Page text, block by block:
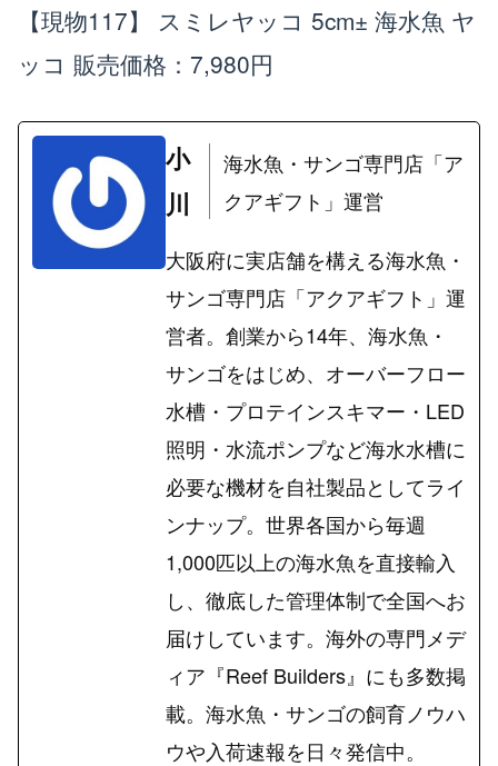
【現物117】 スミレヤッコ 5cm± 海水魚 ヤ
ッコ 販売価格：7,980円
小
川
海水魚・サンゴ専門店「ア
クアギフト」運営
大阪府に実店舗を構える海水魚・
サンゴ専門店「アクアギフト」運
営者。創業から14年、海水魚・
サンゴをはじめ、オーバーフロー
水槽・プロテインスキマー・LED
照明・水流ポンプなど海水水槽に
必要な機材を自社製品としてライ
ンナップ。世界各国から毎週
1,000匹以上の海水魚を直接輸入
し、徹底した管理体制で全国へお
届けしています。海外の専門メデ
ィア『Reef Builders』にも多数掲
載。海水魚・サンゴの飼育ノウハ
ウや入荷速報を日々発信中。